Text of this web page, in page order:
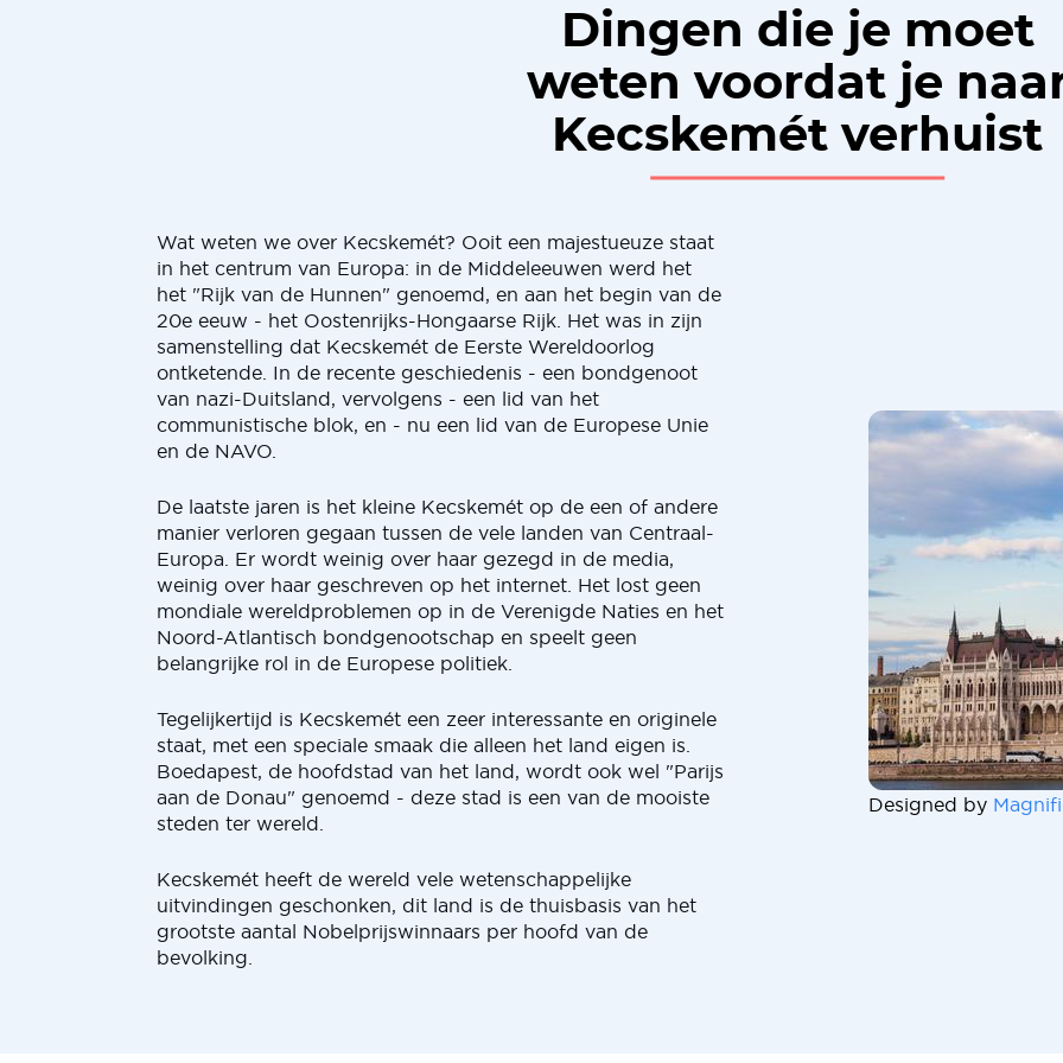
Dingen die je moet
weten voordat je
Kecskemét verhuist
Wat weten we over Kecskemét? Ooit een majestueuze staat
in het centrum van Europa: in de Middeleeuwen werd het
het "Rijk van de Hunnen" genoemd, en aan het begin van de
20e eeuw - het Oostenrijks-Hongaarse Rijk. Het was in zijn
samenstelling dat Kecskemét de Eerste Wereldoorlog
ontketende. In de recente geschiedenis - een bondgenoot
van nazi-Duitsland, vervolgens - een lid van het
communistische blok, en - nu een lid van de Europese Unie
en de NAVO.
De laatste jaren is het kleine Kecskemét op de een of andere
manier verloren gegaan tussen de vele landen van Centraal-
Europa. Er wordt weinig over haar gezegd in de media,
weinig over haar geschreven op het internet. Het lost geen
mondiale wereldproblemen op in de Verenigde Naties en het
Noord-Atlantisch bondgenootschap en speelt geen
belangrijke rol in de Europese politiek.
Tegelijkertijd is Kecskemét een zeer interessante en originele
staat, met een speciale smaak die alleen het land eigen is.
Boedapest, de hoofdstad van het land, wordt ook wel "Parijs
aan de Donau" genoemd - deze stad is een van de mooiste
steden ter wereld.
Kecskemét heeft de wereld vele wetenschappelijke
uitvindingen geschonken, dit land is de thuisbasis van het
grootste aantal Nobelprijswinnaars per hoofd van de
bevolking.
Designed by